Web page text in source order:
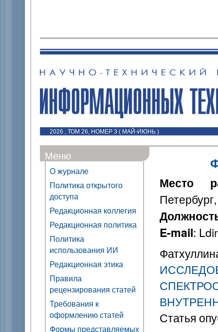
2026 , ТОМ 26, НОМЕР 3 ( МАЙ-ИЮНЬ )
Меню
О журнале
Политика открытого
доступа
Редакционная коллегия
Редакционная политика
Политика
использования ИИ
Редакционная этика
Правила
рецензирования статей
Требования к
оформлению статей
Формы представляемых
Место
E-mail:
Статья